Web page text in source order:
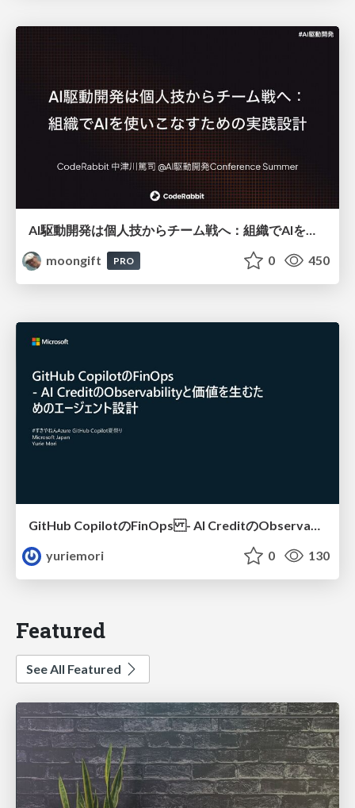
moongift
PRO 0 450
GitHub CopilotのFinOps - AI CreditのObservabilityと価値を生むためのエージェント設計
yuriemori
0 130
Featured
See All Featured